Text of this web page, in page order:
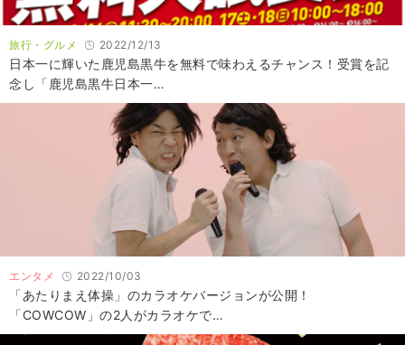
旅行・グルメ 2022/12/13
日本一に輝いた鹿児島黒牛を無料で味わえるチャンス！受賞を記
念し「鹿児島黒牛日本一…
エンタメ 2022/10/03
「あたりまえ体操」のカラオケバージョンが公開！
「COWCOW」の2人がカラオケで…